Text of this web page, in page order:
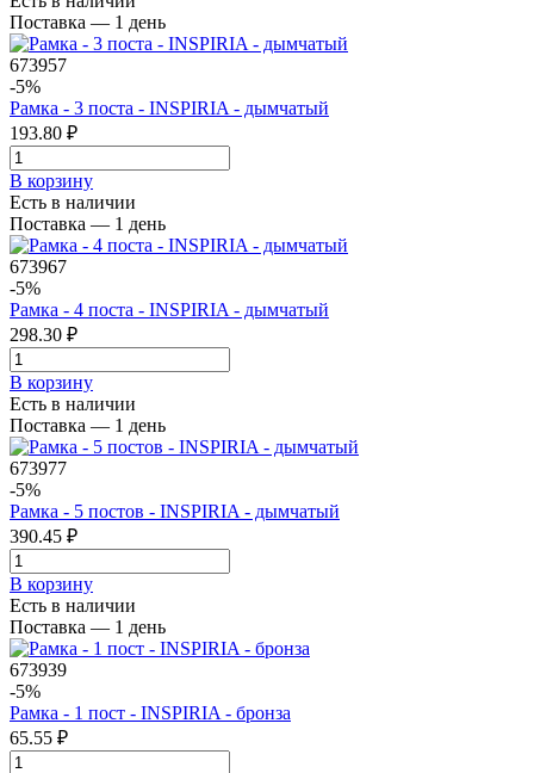
Поставка — 1 день
673957
-5%
Рамка - 3 поста - INSPIRIA - дымчатый
193.80 ₽
В корзинy
Есть в наличии
Поставка — 1 день
673967
-5%
Рамка - 4 поста - INSPIRIA - дымчатый
298.30 ₽
В корзинy
Есть в наличии
Поставка — 1 день
673977
-5%
Рамка - 5 постов - INSPIRIA - дымчатый
390.45 ₽
В корзинy
Есть в наличии
Поставка — 1 день
673939
-5%
Рамка - 1 пост - INSPIRIA - бронза
65.55 ₽